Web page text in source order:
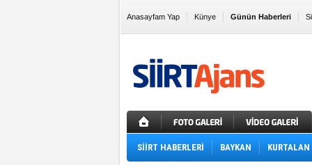
Anasayfam Yap Künye Günün Haberleri
Sık Kullanılanlara Ekle
SİİRT HABERLERİ BAYKAN KURTALAN